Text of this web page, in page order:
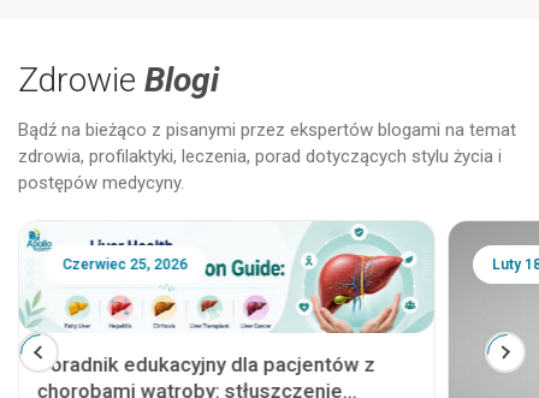
Zdrowie Blogi
Bądź na bieżąco z pisanymi przez ekspertów blogami na temat
zdrowia, profilaktyki, leczenia, porad dotyczących stylu życia i
postępów medycyny.
Czerwiec 25, 2026
Poradnik edukacyjny dla pacjentów z
chorobami wątroby: stłuszczenie
Luty